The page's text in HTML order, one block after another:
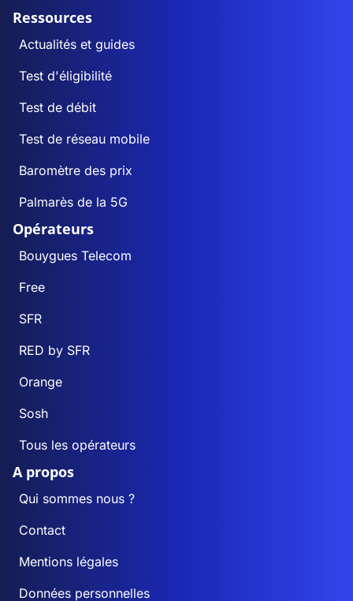
Ressources
Actualités et guides
Test d'éligibilité
Test de débit
Test de réseau mobile
Baromètre des prix
Palmarès de la 5G
Opérateurs
Bouygues Telecom
Free
SFR
RED by SFR
Orange
Sosh
Tous les opérateurs
A propos
Qui sommes nous ?
Contact
Mentions légales
Données personnelles